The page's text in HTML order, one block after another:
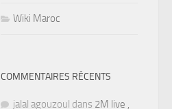
Wiki Maroc
COMMENTAIRES RÉCENTS
jalal agouzoul dans 2M live ,